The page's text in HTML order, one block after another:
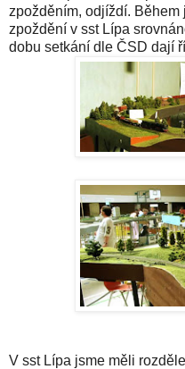
zpožděním, odjíždí.
zpoždění v sst Lípa
dobu setkání dle ČSD dají
V sst Lípa jsme měli